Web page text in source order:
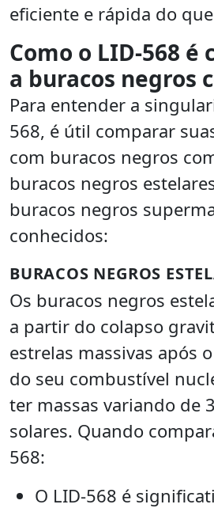
eficiente e rápida do
Como o LID-568 é
a buracos negros
Para entender a
568, é útil comparar
com buracos negros
buracos negros
buracos negros
conhecidos:
BURACOS NEGROS
Os buracos negros
a partir do colapso
estrelas massivas após
do seu combustível
ter massas variando de
solares. Quando
568:
O LID-568 é